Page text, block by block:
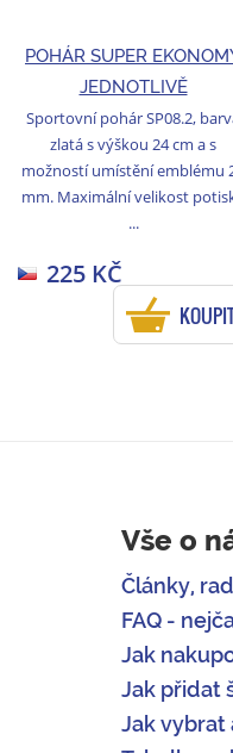
POHÁR SUPER
JEDNOTLIVĚ
Sportovní pohár SP08.2,
zlatá s výškou 24 cm a s
možností umístění emblému
mm. Maximální velikost
...
225 KČ
Vše o
Články,
FAQ -
Jak
Jak přidat
Jak vybrat